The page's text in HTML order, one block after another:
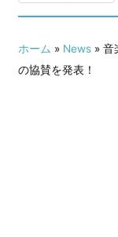
ホーム » News» 音
の協賛を発表！